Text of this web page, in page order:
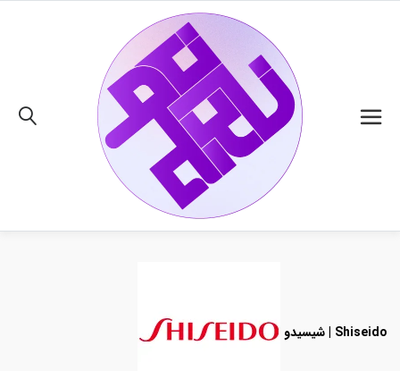
شیسیدو | Shiseido